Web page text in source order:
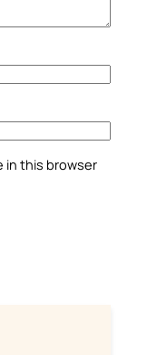
in this browser